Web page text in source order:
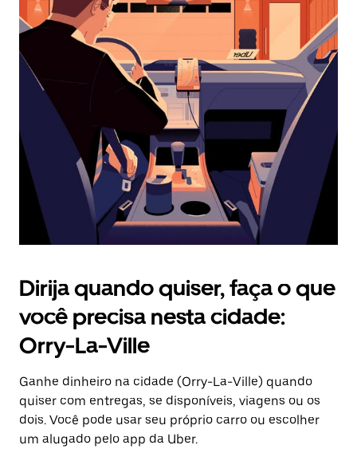
selecionar
uma
data.
Pressione
a
tecla
“ESC”
o
calendário.
Dirija quando quiser, faça o que
você precisa nesta cidade:
Orry-La-Ville
Ganhe dinheiro na cidade (Orry-La-Ville) quando
quiser com entregas, se disponíveis, viagens ou os
dois. Você pode usar seu próprio carro ou escolher
um alugado pelo app da Uber.